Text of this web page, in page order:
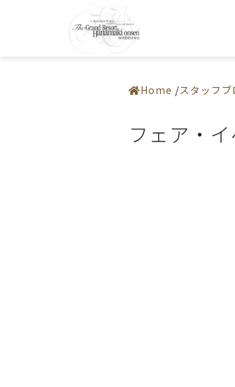
― 宴会会場
お知らせ・イベント
Home スタッフブ
フェア・